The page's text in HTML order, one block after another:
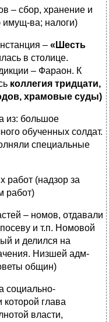
– сбор, хранение и
имущ-ва; налоги)
– «Шесть
в столице.
– Фараон. К
коллегия тридцати,
храмовые суды)
из: большое
обученных солдат.
специальные
работ (надзор за
работ)
– номов, отдавали
и т.п. Номовой
и делился на
Низшей адм-
общин)
социально-
которой глава
власти,